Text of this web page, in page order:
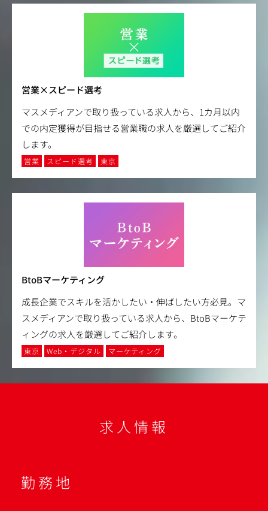
営業×スピード選考
マスメディアンで取り扱っている求人から、1カ月以内
での内定獲得が目指せる営業職の求人を厳選してご紹介
します。
営業 スピード選考 東京
BtoBマーケティング
成長企業でスキルを活かしたい・伸ばしたい方必見。マ
スメディアンで取り扱っている求人から、BtoBマーケテ
ィングの求人を厳選してご紹介します。
東京 Web・デジタル マーケティング
求人情報
勤務地